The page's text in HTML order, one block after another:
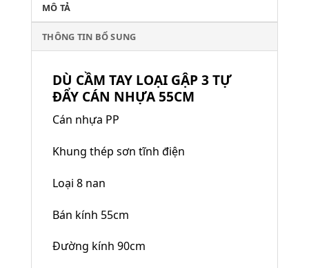
MÔ TẢ
THÔNG TIN BỔ SUNG
DÙ CẦM TAY LOẠI GẬP 3 TỰ
ĐẨY CÁN NHỰA 55CM
Cán nhựa PP
Khung thép sơn tĩnh điện
Loại 8 nan
Bán kính 55cm
Đường kính 90cm